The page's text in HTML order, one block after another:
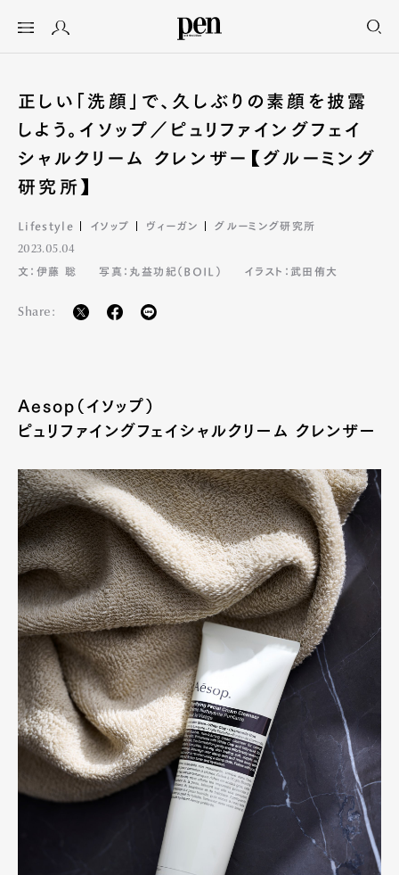
正しい「洗顔」で、久しぶりの素顔を披露
しよう。イソップ／ピュリファイングフェイ
シャルクリーム クレンザー【グルーミング
研究所】
Lifestyle イソップ ヴィーガン グルーミング研究所
2023.05.04
文：伊藤 聡
写真：丸益功紀（BOIL） イラスト：武田侑大
Share:
Aesop（イソップ）
ピュリファイングフェイシャルクリーム クレンザー